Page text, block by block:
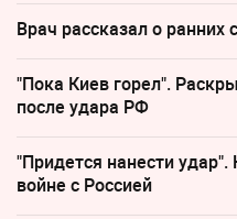
Врач рассказал о
"Пока Киев горел".
после удара РФ
"Придется нанести
войне с Россией